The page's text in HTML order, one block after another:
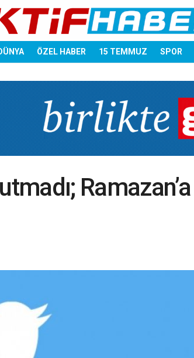
ÖZEL HABER 15 TEMMUZ SPOR
Ramazan’a